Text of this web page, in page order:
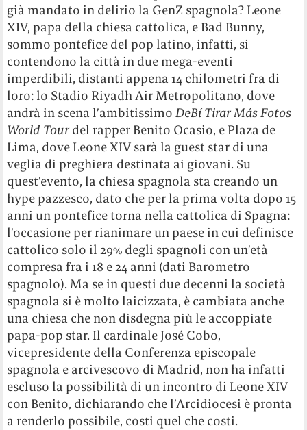
già mandato in delirio la GenZ spagnola? Leone
XIV, papa della chiesa cattolica, e Bad Bunny,
sommo pontefice del pop latino, infatti, si
contendono la città in due mega-eventi
imperdibili, distanti appena 14 chilometri fra di
loro: lo Stadio Riyadh Air Metropolitano, dove
andrà in scena l’ambitissimoDeBí Tirar Más Fotos
World Tour del rapper Benito Ocasio, e Plaza de
Lima, dove Leone XIV sarà la guest star di una
veglia di preghiera destinata ai giovani. Su
quest’evento, la chiesa spagnola sta creando un
hype pazzesco, dato che per la prima volta dopo 15
anni un pontefice torna nella cattolica di Spagna:
l’occasione per rianimare un paese in cui definisce
cattolico solo il 29% degli spagnoli con un’età
compresa fra i 18 e 24 anni (dati Barometro
spagnolo). Ma se in questi due decenni la società
spagnola si è molto laicizzata, è cambiata anche
una chiesa che non disdegna più le accoppiate
papa-pop star. Il cardinale José Cobo,
vicepresidente della Conferenza episcopale
spagnola e arcivescovo di Madrid, non ha infatti
escluso la possibilità di un incontro di Leone XIV
con Benito, dichiarando che l’Arcidiocesi è pronta
a renderlo possibile, costi quel che costi.